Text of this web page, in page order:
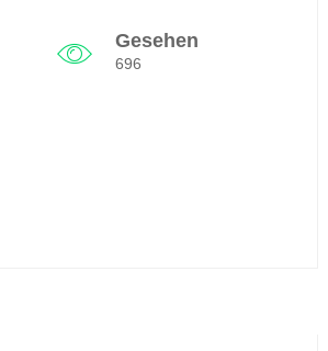
Gesehen
696